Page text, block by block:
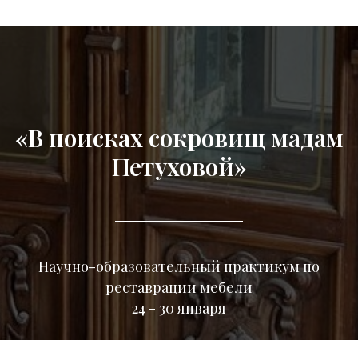
89503425981
«В поисках сокровищ мадам
Петуховой»
Научно-образовательный практикум по
реставрации мебели
24 - 30 января
ОТПРАВИТЬ ДАННЫЕ
Нажимая на кнопку, вы соглашаетесь с
политикой конфиденциальности